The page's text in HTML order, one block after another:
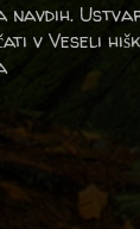
v Veseli